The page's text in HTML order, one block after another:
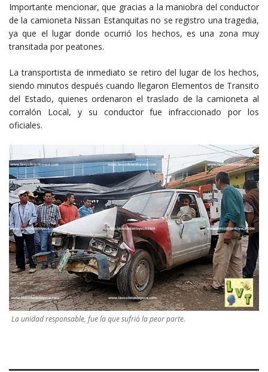
Importante mencionar, que gracias a la maniobra del conductor
de la camioneta Nissan Estanquitas no se registro una tragedia,
ya que el lugar donde ocurrió los hechos, es una zona muy
transitada por peatones.
La transportista de inmediato se retiro del lugar de los hechos,
siendo minutos después cuando llegaron Elementos de Transito
del Estado, quienes ordenaron el traslado de la camioneta al
corralón Local, y su conductor fue infraccionado por los
oficiales.
La unidad responsable, fue la que sufrió la peor parte.